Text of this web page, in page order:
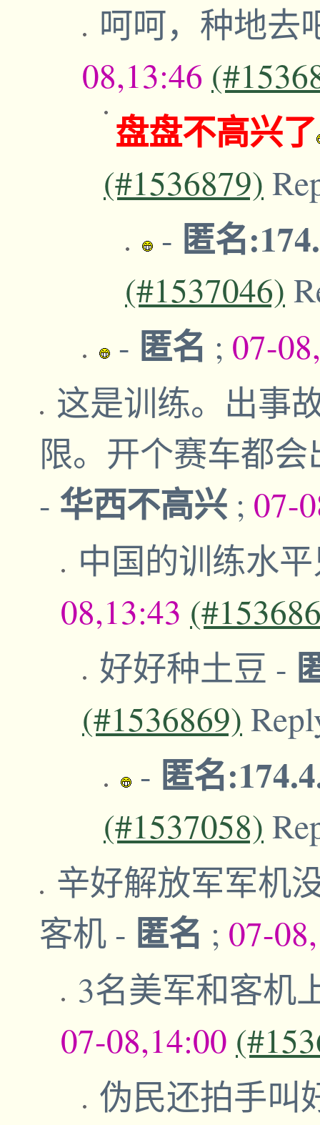
呵呵，种地去
08,13:46
盘盘不高兴了
(#1536879)
- 匿名
(#1537046)
- 匿名 ; 07-
这是训练。出事
限。开个赛车都
- 华西不高兴 ; 07-
中国的训练水
08,13:43
好好种土豆 -
(#1536869)
- 匿名
(#1537058)
辛好解放军军机
客机 - 匿名 ; 07-
3名美军和客机
07-08,14:00
伪民还拍手叫